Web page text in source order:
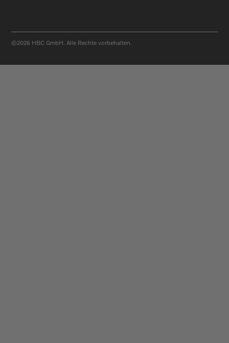
©2026 HBC GmbH. Alle Rechte vorbehalten.